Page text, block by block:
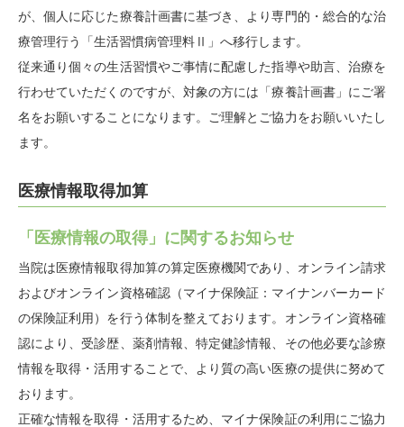
が、個人に応じた療養計画書に基づき、より専門的・総合的な治
療管理行う「生活習慣病管理料Ⅱ」へ移行します。
従来通り個々の生活習慣やご事情に配慮した指導や助言、治療を
行わせていただくのですが、対象の方には「療養計画書」にご署
名をお願いすることになります。ご理解とご協力をお願いいたし
ます。
医療情報取得加算
「医療情報の取得」に関するお知らせ
当院は医療情報取得加算の算定医療機関であり、オンライン請求
およびオンライン資格確認（マイナ保険証：マイナンバーカード
の保険証利用）を行う体制を整えております。オンライン資格確
認により、受診歴、薬剤情報、特定健診情報、その他必要な診療
情報を取得・活用することで、より質の高い医療の提供に努めて
おります。
正確な情報を取得・活用するため、マイナ保険証の利用にご協力